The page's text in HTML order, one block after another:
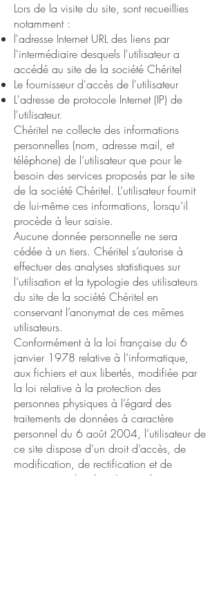
Lors de la visite du site, sont recueillies
notamment :
l'adresse Internet URL des liens par
l'intermédiaire desquels l'utilisateur a
accédé au site de la société Chéritel
Le fournisseur d'accès de l'utilisateur
L'adresse de protocole Internet (IP) de
l'utilisateur.
Chéritel ne collecte des informations
personnelles (nom, adresse mail, et
téléphone) de l’utilisateur que pour le
besoin des services proposés par le site
de la société Chéritel. L’utilisateur fournit
de lui-même ces informations, lorsqu’il
procède à leur saisie.
Aucune donnée personnelle ne sera
cédée à un tiers. Chéritel s’autorise à
effectuer des analyses statistiques sur
l’utilisation et la typologie des utilisateurs
du site de la société Chéritel en
conservant l’anonymat de ces mêmes
utilisateurs.
Conformément à la loi française du 6
janvier 1978 relative à l’informatique,
aux fichiers et aux libertés, modifiée par
la loi relative à la protection des
personnes physiques à l’égard des
traitements de données à caractère
personnel du 6 août 2004, l’utilisateur de
ce site dispose d’un droit d’accès, de
modification, de rectification et de
suppression des données qui le concerne,